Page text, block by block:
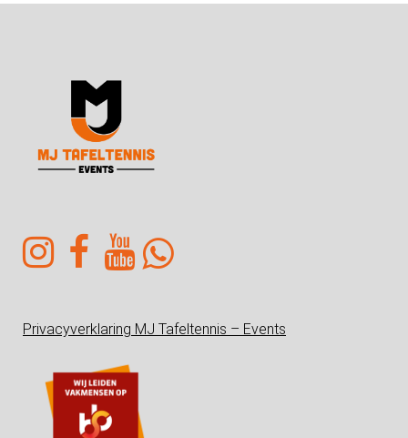
Privacyverklaring MJ Tafeltennis – Events